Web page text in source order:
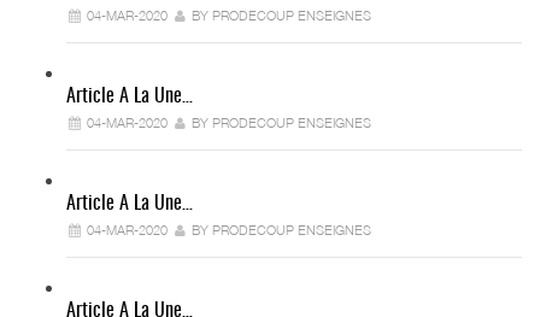
04-MAR-2020 BY PRODECOUP ENSEIGNES
Article A La Une…
04-MAR-2020 BY PRODECOUP ENSEIGNES
Article A La Une…
04-MAR-2020 BY PRODECOUP ENSEIGNES
Article A La Une…